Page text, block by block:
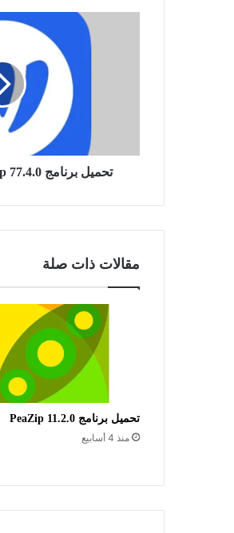
تحميل برنامج WebCatalog Desktop 77.4.0
مقالات ذات صلة
تحميل برنامج PeaZip 11.2.0
منذ 4 أسابيع